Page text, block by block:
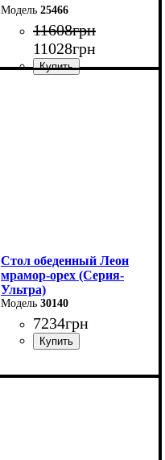
25466
11608грн
11028грн
Стол обеденный Леон
мрамор-орех (Серия-
Ультра)
30140
7234грн
Длина - 120 (+40) см